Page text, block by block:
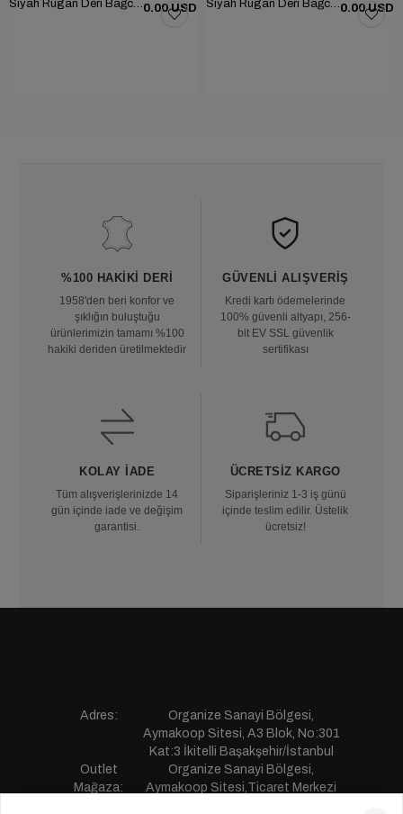
0.00 USD 0.00 USD
%100 HAKIKI DERI
1958'den beri konfor ve
şıklığın buluştuğu
ürünlerimizin tamamı %100
hakiki deriden üretilmektedir
GÜVENLI ALIŞVERIŞ
Kredi kartı ödemelerinde
100% güvenli altyapı, 256-
bit EV SSL güvenlik
sertifikası
KOLAY İADE
Tüm alışverişlerinizde 14
gün içinde iade ve değişim
garantisi.
ÜCRETSIZ KARGO
Siparişleriniz 1-3 iş günü
içinde teslim edilir. Üstelik
ücretsiz!
Adres:
Organize Sanayi Bölgesi,
Aymakoop Sitesi, A3 Blok, No:301
Kat:3 İkitelli Başakşehir/İstanbul
Outlet
Mağaza:
Organize Sanayi Bölgesi,
Aymakoop Sitesi,Ticaret Merkezi